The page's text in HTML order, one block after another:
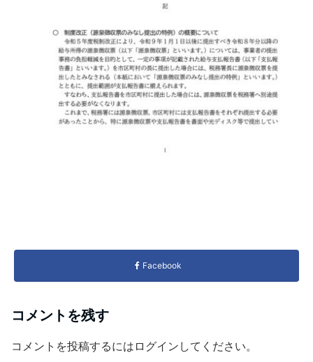
Facebook
コメントを残す
コメントを投稿するには ログイン してください。